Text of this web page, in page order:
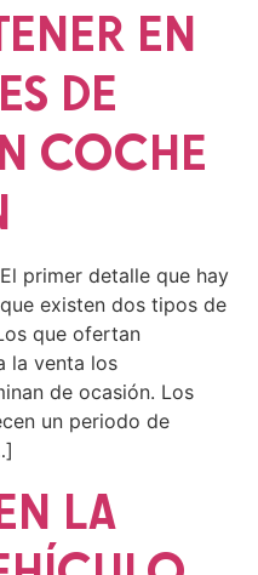
EN
DE
‪COCHE‬
primer detalle que hay
existen dos tipos de
que ofertan
la venta los
de ocasión. Los
un periodo de
LA